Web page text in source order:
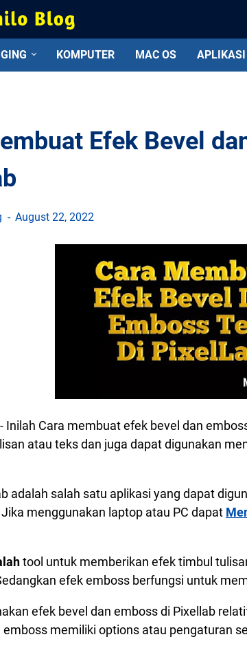
KOMPUTER MAC OS APLIKASI
Efek Bevel
August 22, 2022
- Inilah Cara membuat efek bevel dan
atau teks dan juga dapat digunakan
adalah salah satu aplikasi yang dapat
menggunakan laptop atau PC dapat
tool untuk memberikan efek timbul
efek emboss berfungsi untuk
efek bevel dan emboss di Pixellab
emboss memiliki options atau pengaturan